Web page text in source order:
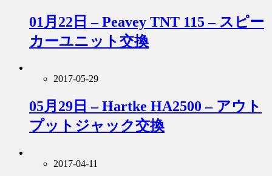
01月22日 – Peavey TNT 115 – スピー
カーユニット交換
2017-05-29
05月29日 – Hartke HA2500 – アウト
プットジャック交換
2017-04-11